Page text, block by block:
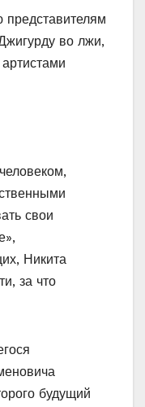
представителям
во лжи,
свои
Никита
за что
будущий